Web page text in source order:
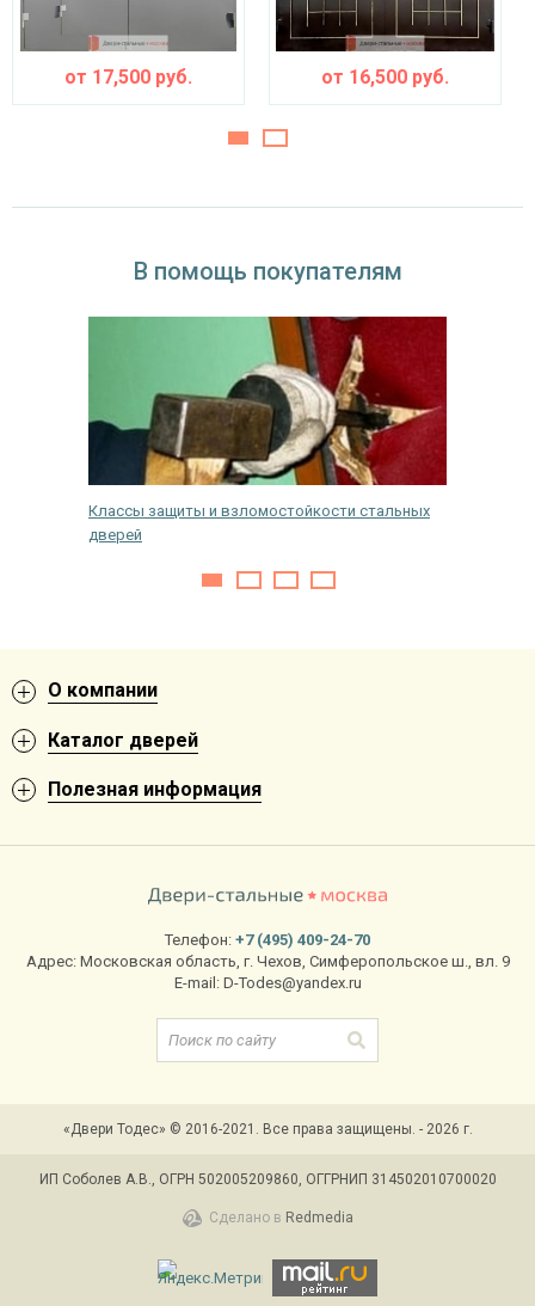
от 17,500 руб. от 16,500 руб.
В помощь покупателям
Классы защиты и взломостойкости стальных
дверей
О компании
Каталог дверей
Полезная информация
Телефон: +7 (495) 409-24-70
Адрес: Московская область, г. Чехов, Симферопольское ш., вл. 9
E-mail: D-Todes@yandex.ru
«Двери Тодес» © 2016-2021. Все права защищены. - 2026 г.
ИП Соболев А.В., ОГРН 502005209860, ОГГРНИП 314502010700020
Сделано в Redmedia